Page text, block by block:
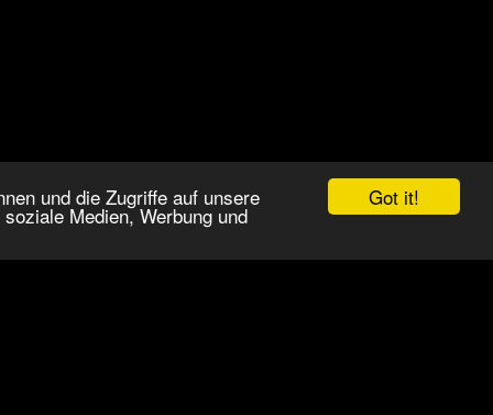
Got it!
und die Zugriffe auf unsere
Medien, Werbung und